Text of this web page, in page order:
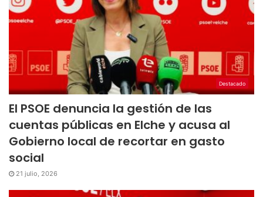
Destacado
El PSOE denuncia la gestión de las
cuentas públicas en Elche y acusa al
Gobierno local de recortar en gasto
social
21 julio, 2026